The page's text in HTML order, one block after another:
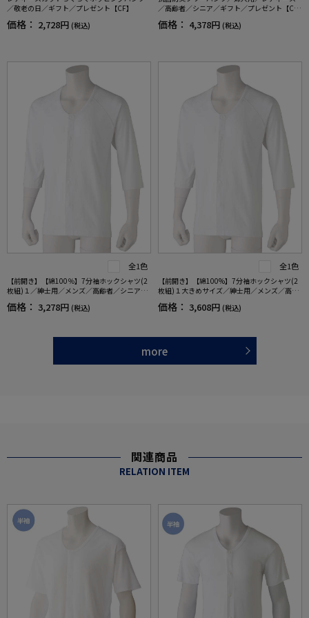
／敬老の日／ギフト／プレゼント【CF】
価格： 2,728円 (税込)
／高齢者／シニア／ギフト／プレゼント【C
F】
価格： 4,378円 (税込)
全1色
【前開き】【綿100％】7分袖ホックシャツ(2
枚組)１／紳士用／メンズ／高齢者／シニア／
肌着／インナー／抗菌防臭／後ろ長め／ラグ
ラン袖／脱ぎやすい／着やすい／腰曲がり／
価格： 3,278円 (税込)
全1色
【前開き】【綿100%】7分袖ホックシャツ(2
枚組)１大きめサイズ／紳士用／メンズ／高齢
者／シニア／抗菌防臭／腰曲がり／後ろ長め
／ラグラン袖／脱ぎやすい／着やすい／肌着
価格： 3,608円 (税込)
more
関連商品
RELATION ITEM